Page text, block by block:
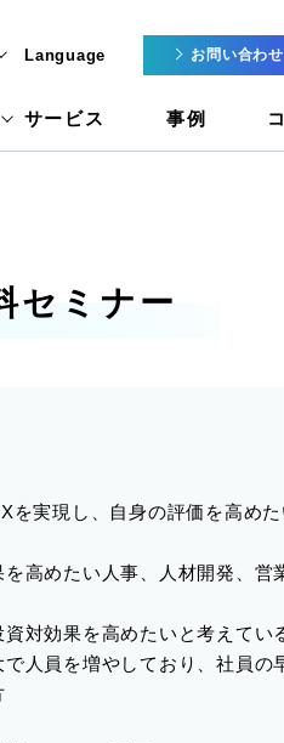
Language お問い合わせ
サービス 事例
セミナー
を実現し、自身の評価を高め
を高めたい人事、人材開発、営
資対効果を高めたいと考えてい
で人員を増やしており、社員の